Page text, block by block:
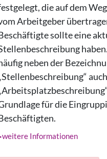
die auf dem
Arbeitgeber
sollte eine
neben der
auch
für die
weitere Informationen